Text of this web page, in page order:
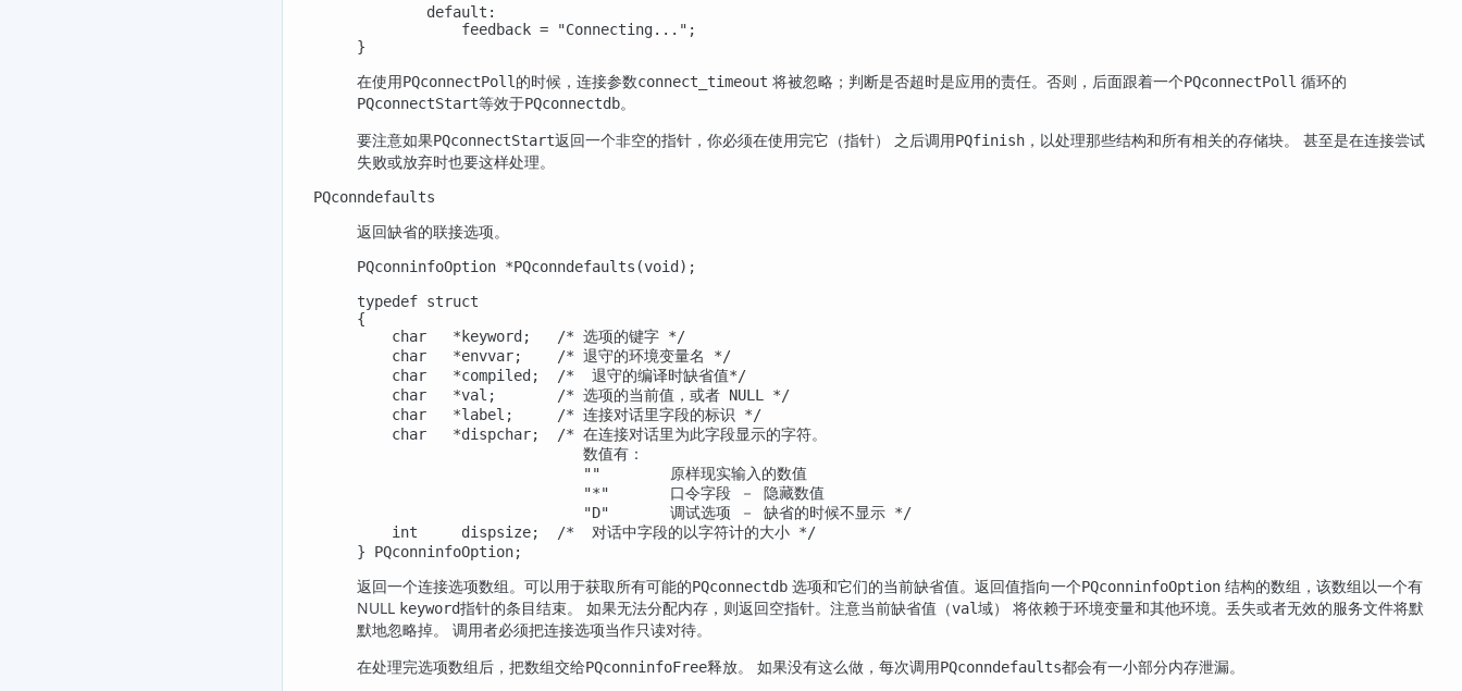
        default:
            feedback = "Connecting...";
}
在使用PQconnectPoll 的时候，连接参数connect_timeout 将被忽略；判断是否超时是应用的责任。否则，后面跟着一个PQconnectPoll 循环的
PQconnectStart等效于PQconnectdb。
要注意如果PQconnectStart返回一个非空的指针，你必须在使用完它（指针） 之后调用PQfinish ，以处理那些结构和所有相关的存储块。 甚至是在连接尝试
失败或放弃时也要这样处理。
PQconndefaults
返回缺省的联接选项。
PQconninfoOption *PQconndefaults(void);
typedef struct
{
    char   *keyword;   /* 选项的键字 */
    char   *envvar;    /* 退守的环境变量名 */
    char   *compiled;  /*  退守的编译时缺省值*/
    char   *val;       /* 选项的当前值，或者 NULL */
    char   *label;     /* 连接对话里字段的标识 */
    char   *dispchar;  /* 在连接对话里为此字段显示的字符。
                          数值有：
                          ""        原样现实输入的数值
                          "*"       口令字段 － 隐藏数值
                          "D"       调试选项 － 缺省的时候不显示 */
    int     dispsize;  /*  对话中字段的以字符计的大小 */
} PQconninfoOption;
返回一个连接选项数组。可以用于获取所有可能的PQconnectdb 选项和它们的当前缺省值。返回值指向一个PQconninfoOption 结构的数组，该数组以一个有
NULL keyword指针的条目结束。 如果无法分配内存，则返回空指针。注意当前缺省值（val域） 将依赖于环境变量和其他环境。丢失或者无效的服务文件将默
默地忽略掉。 调用者必须把连接选项当作只读对待。
在处理完选项数组后，把数组交给PQconninfoFree释放。 如果没有这么做，每次调用PQconndefaults都会有一小部分内存泄漏。